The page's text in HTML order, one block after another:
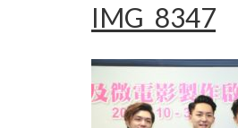
IMG_8347